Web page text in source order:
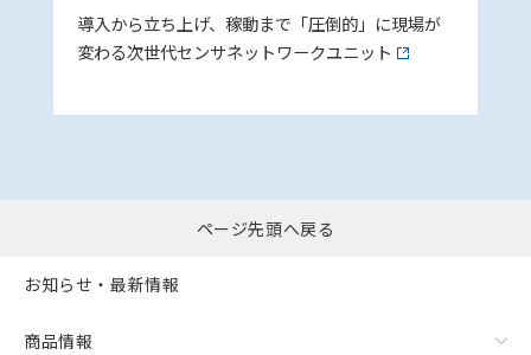
導入から立ち上げ、稼動まで「圧倒的」に現場が
変わる次世代センサネットワークユニット
ページ先頭へ戻る
お知らせ・最新情報
商品情報